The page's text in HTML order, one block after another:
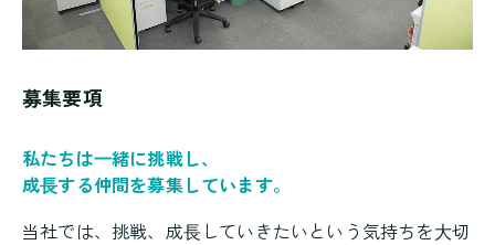
募集要項
私たちは⼀緒に挑戦し、
成⻑する仲間を募集しています。
当社では、挑戦、成⻑していきたいという気持ちを⼤切